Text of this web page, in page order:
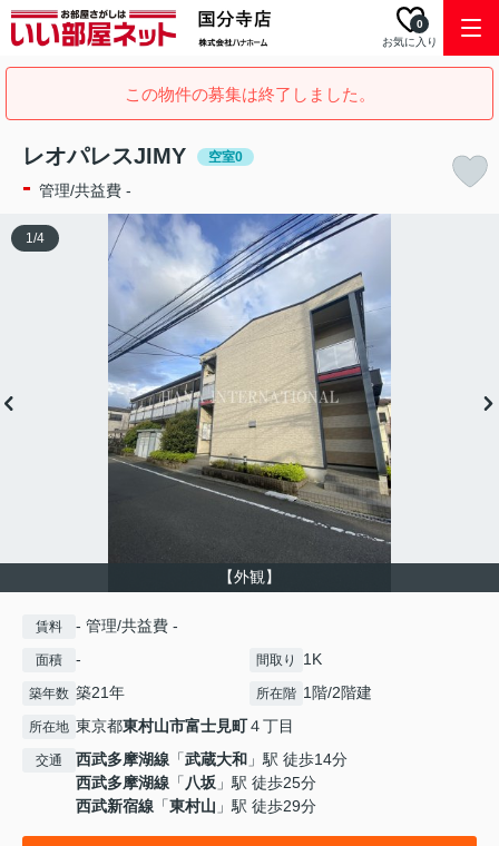
お気に入り
0
この物件の募集は終了しました。
レオパレスJIMY 空室0
- 管理/共益費 -
【外観】
1/4
賃料 - 管理/共益費 -
面積 - 間取り 1K
築年数 築21年 所在階 1階/2階建
所在地 東京都東村山市富士見町４丁目
交通 西武多摩湖線 「武蔵大和 」駅 徒歩14分
西武多摩湖線 「八坂 」駅 徒歩25分
西武新宿線 「東村山 」駅 徒歩29分